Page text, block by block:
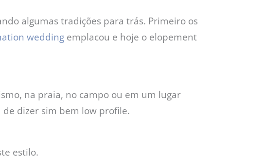
algumas tradições para trás. Primeiro os
wedding emplacou e hoje o elopement
na praia, no campo ou em um lugar
dizer sim bem low profile.
estilo.